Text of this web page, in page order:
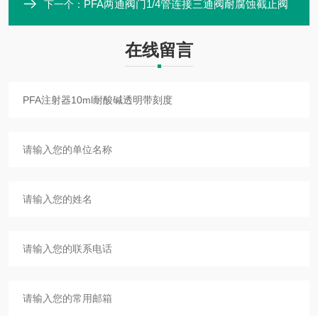
下一个： PFA两通阀门1/4管连接三通阀耐腐蚀截止阀
在线留言